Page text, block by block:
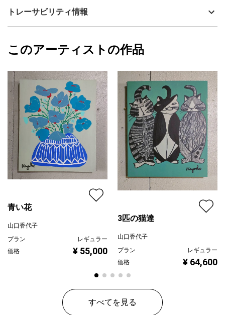
技法
アクリル
カラー
ホワイト
ブラック
ジャンル
動物・生き物
配送目安
二週間以内
了承くださいませ。
直射日光があたらない場所に飾ることをおすすめします。
山口香代子
フォローする
トレーサビリティ情報
山口香代子
このアーティストの作品
青い花
山口香代子
プラン
レギュラー
価格
¥ 55,000
3匹の猫達
山口香代子
プラン
レギュラー
価格
¥ 64,600
すべてを見る